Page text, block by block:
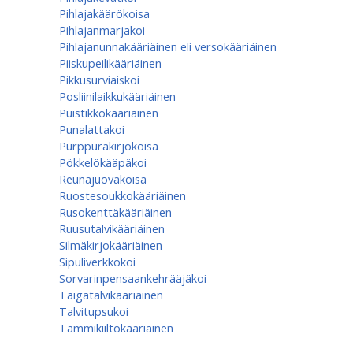
Pihlajakäärökoisa
Pihlajanmarjakoi
Pihlajanunnakääriäinen eli versokääriäinen
Piiskupeilikääriäinen
Pikkusurviaiskoi
Posliinilaikkukääriäinen
Puistikkokääriäinen
Punalattakoi
Purppurakirjokoisa
Pökkelökääpäkoi
Reunajuovakoisa
Ruostesoukkokääriäinen
Rusokenttäkääriäinen
Ruusutalvikääriäinen
Silmäkirjokääriäinen
Sipuliverkkokoi
Sorvarinpensaankehrääjäkoi
Taigatalvikääriäinen
Talvitupsukoi
Tammikiiltokääriäinen